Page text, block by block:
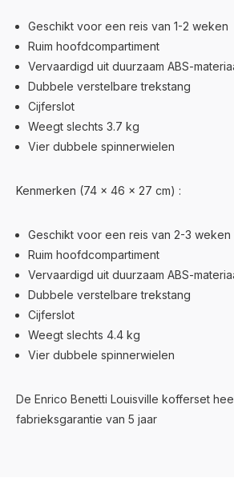
Geschikt voor een reis van 1-2 weken
Ruim hoofdcompartiment
Vervaardigd uit duurzaam ABS-
Dubbele verstelbare trekstang
Cijferslot
Weegt slechts 3.7 kg
Vier dubbele spinnerwielen
Kenmerken (74 x 46 x 27 cm) :
Geschikt voor een reis van 2-3 weken
Ruim hoofdcompartiment
Vervaardigd uit duurzaam ABS-
Dubbele verstelbare trekstang
Cijferslot
Weegt slechts 4.4 kg
Vier dubbele spinnerwielen
De Enrico Benetti Louisville kofferset
fabrieksgarantie van 5 jaar